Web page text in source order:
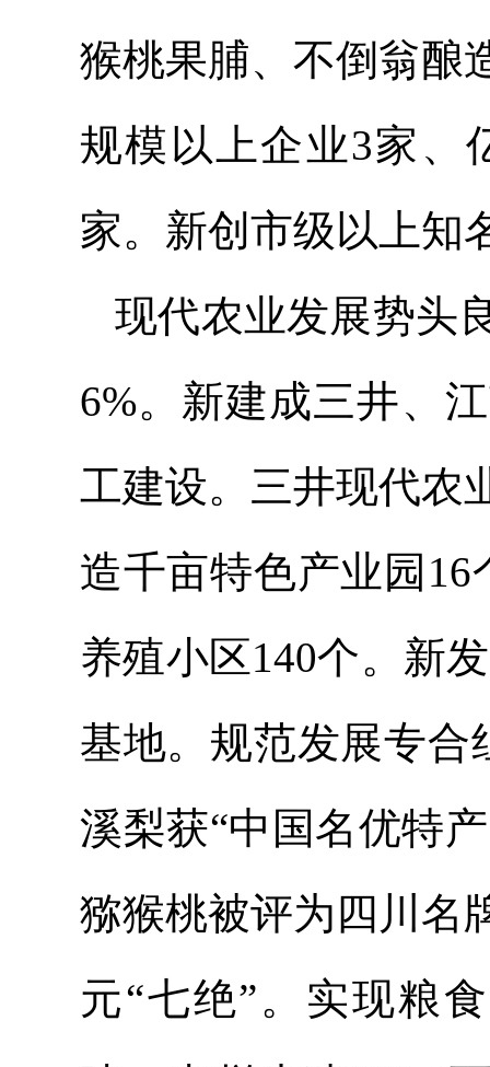
猴桃果脯、不倒翁酿
规模以上企业3家、
家。新创市级以上知
现代农业发展势头
6%。新建成三井、
工建设。三井现代农
造千亩特色产业园
养殖小区140个。新
基地。规范发展专合
溪梨获“中国名优特
猕猴桃被评为四川名
元“七绝”。实现粮